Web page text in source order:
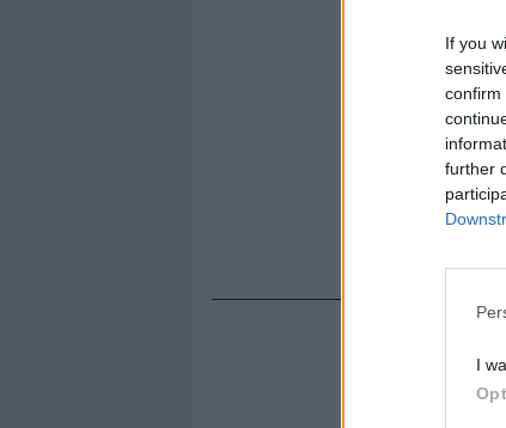
If you
confirm
further
I